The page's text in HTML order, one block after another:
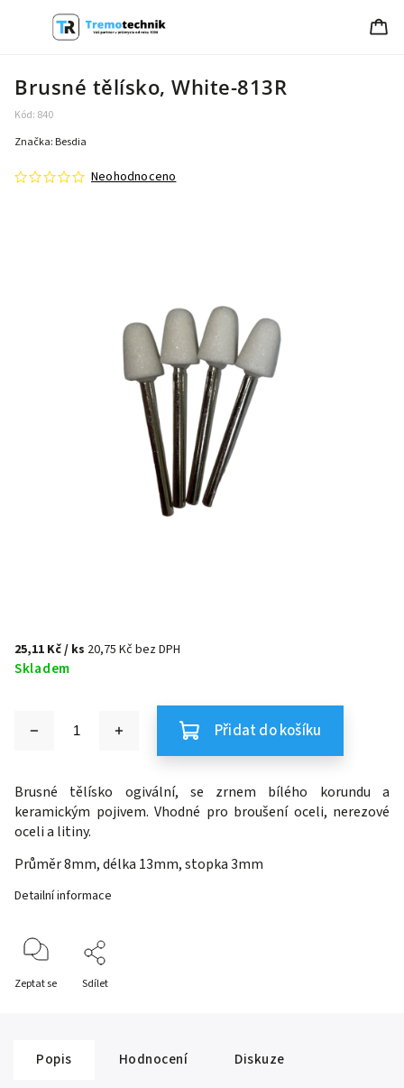
Brusné tělísko, White-813R
Kód: 840
Neohodnoceno
Značka: Besdia
25,11 Kč/ ks 20,75 Kč bez DPH
Skladem
Přidat do košíku
Brusné tělísko ogivální, se zrnem bílého korundu a
keramickým pojivem. Vhodné pro broušení oceli, nerezové
oceli a litiny.
Průměr 8mm, délka 13mm, stopka 3mm
Detailní informace
Zeptat se Sdílet
Popis Hodnocení
Diskuze